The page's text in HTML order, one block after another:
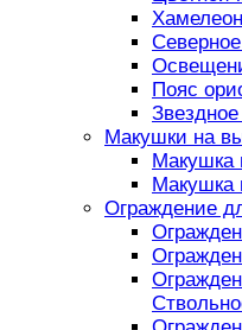
Хамелеон
Пояс
Макушки на
Макушка
Макушка
Ограждение